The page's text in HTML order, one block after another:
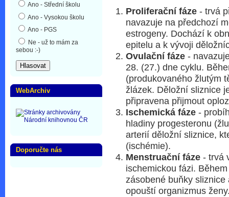
Proliferační fáze - trvá
navazuje na předchozí
estrogeny. Dochází k
epitelu a k vývoji
Ovulační fáze -
28. (27.) dne cyklu.
(produkovaného žlutým
žlázek. Děložní sliznice
připravena přijmout
Ischemická fáze -
hladiny progesteronu
arterií děložní sliznice,
(ischémie).
Menstruační fáze - trvá
ischemickou fázi.
zásobené buňky
opouští organizmus
Ano - Střední školu
Ano - Vysokou školu
Ano - PGS
Ne - už to mám za
sebou :-)
WebArchiv
Doporučte nás